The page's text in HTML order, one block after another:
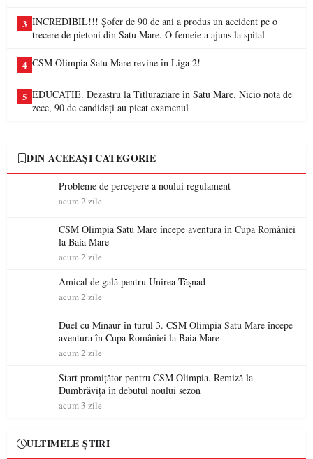
3 INCREDIBIL!!! Șofer de 90 de ani a produs un accident pe o
trecere de pietoni din Satu Mare. O femeie a ajuns la spital
4 CSM Olimpia Satu Mare revine în Liga 2!
5 EDUCAȚIE. Dezastru la Titluraziare în Satu Mare. Nicio notă de
zece, 90 de candidați au picat examenul
DIN ACEEAȘI CATEGORIE
Probleme de percepere a noului regulament
acum 2 zile
CSM Olimpia Satu Mare începe aventura în Cupa României
la Baia Mare
acum 2 zile
Amical de gală pentru Unirea Tășnad
acum 2 zile
Duel cu Minaur în turul 3. CSM Olimpia Satu Mare începe
aventura în Cupa României la Baia Mare
acum 2 zile
Start promițător pentru CSM Olimpia. Remiză la
Dumbrăvița în debutul noului sezon
acum 3 zile
ULTIMELE ȘTIRI